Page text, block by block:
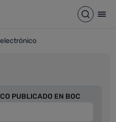
Abrir
del camino de migas
PUBLICADO EN BOC